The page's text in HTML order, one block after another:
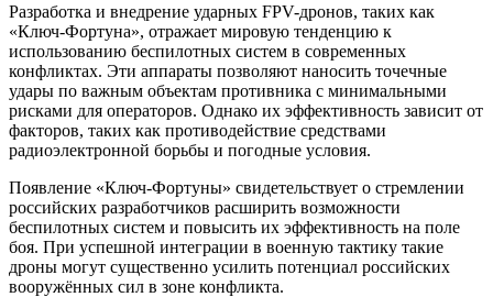
Разработка и внедрение ударных FPV-дронов, таких как
«Ключ-Фортуна», отражает мировую тенденцию к
использованию беспилотных систем в современных
конфликтах. Эти аппараты позволяют наносить точечные
удары по важным объектам противника с минимальными
рисками для операторов. Однако их эффективность зависит от
факторов, таких как противодействие средствами
радиоэлектронной борьбы и погодные условия.​
Появление «Ключ-Фортуны» свидетельствует о стремлении
российских разработчиков расширить возможности
беспилотных систем и повысить их эффективность на поле
боя. При успешной интеграции в военную тактику такие
дроны могут существенно усилить потенциал российских
вооружённых сил в зоне конфликта.